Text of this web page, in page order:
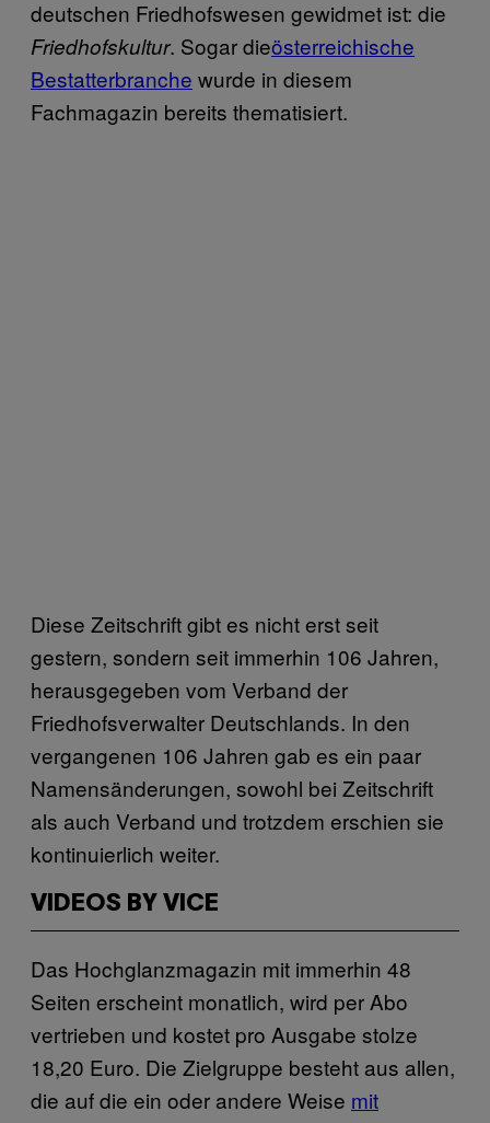
deutschen Friedhofswesen gewidmet ist: die
Friedhofskultur. Sogar dieösterreichische
Bestatterbranche wurde in diesem
Fachmagazin bereits thematisiert.
Diese Zeitschrift gibt es nicht erst seit
gestern, sondern seit immerhin 106 Jahren,
herausgegeben vom Verband der
Friedhofsverwalter Deutschlands. In den
vergangenen 106 Jahren gab es ein paar
Namensänderungen, sowohl bei Zeitschrift
als auch Verband und trotzdem erschien sie
kontinuierlich weiter.
VIDEOS BY VICE
Das Hochglanzmagazin mit immerhin 48
Seiten erscheint monatlich, wird per Abo
vertrieben und kostet pro Ausgabe stolze
18,20 Euro. Die Zielgruppe besteht aus allen,
die auf die ein oder andere Weise mit